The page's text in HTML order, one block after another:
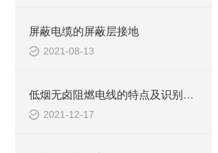
屏蔽电缆的屏蔽层接地
2021-08-13
低烟无卤阻燃电线的特点及识别方法
2021-12-17